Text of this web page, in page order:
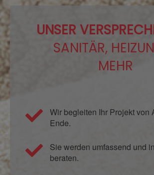
UNSER
SANITÄR,
MEHR
Wir begleiten Ihr Projekt von
Ende.
Sie werden umfassend und
beraten.